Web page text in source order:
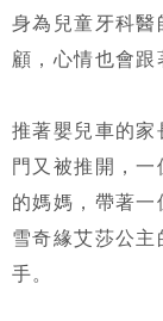
身為兒童牙科醫
顧，心情也會跟
推著嬰兒車的家
門又被推開，
的媽媽，帶著
雪奇緣艾莎公
手。